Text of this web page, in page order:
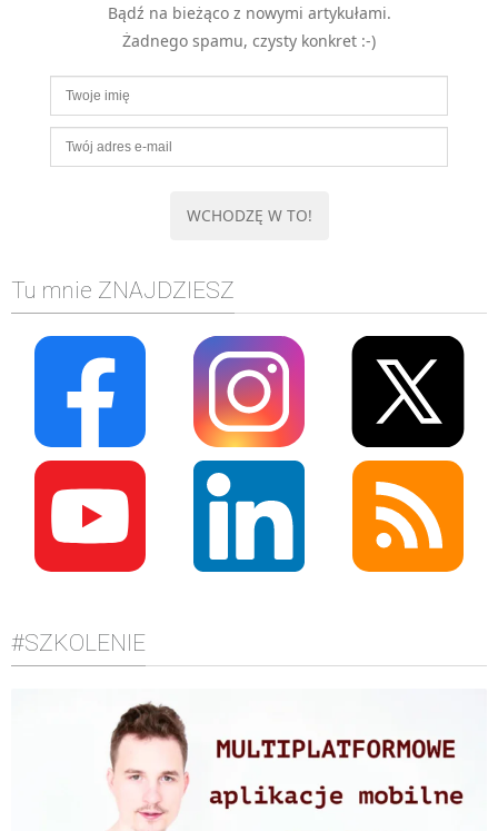
WordPress
MOBILE
Android
KONTROLA WERSJI
SQL
TESTOWANIE
SIECI
WYDARZENIA
BIZNES
PO GODZINACH
KONTAKT
Bądź na bieżąco z nowymi artykułami.
Żadnego spamu, czysty konkret :-)
Tu mnie ZNAJDZIESZ
#SZKOLENIE